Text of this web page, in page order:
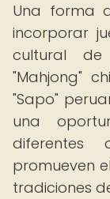
Una forma
incorporar
cultural
"Mahjong"
"Sapo"
una
diferentes
promueven
tradiciones